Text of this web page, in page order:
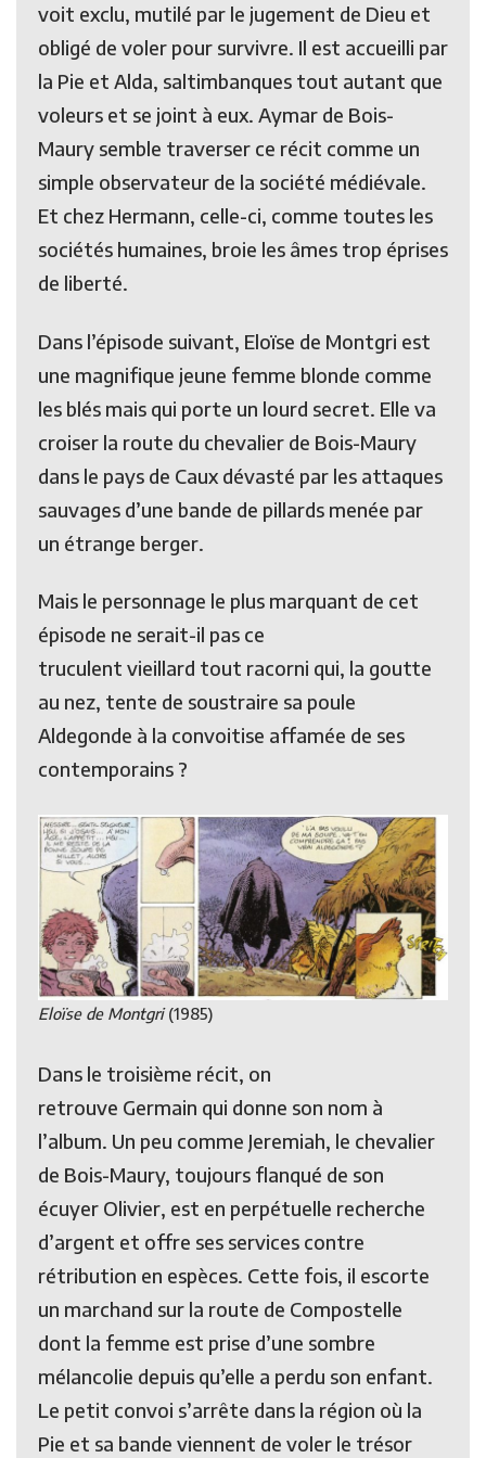
voit exclu, mutilé par le jugement de Dieu et
obligé de voler pour survivre. Il est accueilli par
la Pie et Alda, saltimbanques tout autant que
voleurs et se joint à eux. Aymar de Bois-
Maury semble traverser ce récit comme un
simple observateur de la société médiévale.
Et chez Hermann, celle-ci, comme toutes les
sociétés humaines, broie les âmes trop éprises
de liberté.
Dans l’épisode suivant, Eloïse de Montgri est
une magnifique jeune femme blonde comme
les blés mais qui porte un lourd secret. Elle va
croiser la route du chevalier de Bois-Maury
dans le pays de Caux dévasté par les attaques
sauvages d’une bande de pillards menée par
un étrange berger.
Mais le personnage le plus marquant de cet
épisode ne serait-il pas ce
truculent vieillard tout racorni qui, la goutte
au nez, tente de soustraire sa poule
Aldegonde à la convoitise affamée de ses
contemporains ?
Eloïse de Montgri(1985)
Dans le troisième récit, on
retrouve Germain qui donne son nom à
l’album. Un peu comme Jeremiah, le chevalier
de Bois-Maury, toujours flanqué de son
écuyer Olivier, est en perpétuelle recherche
d’argent et offre ses services contre
rétribution en espèces. Cette fois, il escorte
un marchand sur la route de Compostelle
dont la femme est prise d’une sombre
mélancolie depuis qu’elle a perdu son enfant.
Le petit convoi s’arrête dans la région où la
Pie et sa bande viennent de voler le trésor